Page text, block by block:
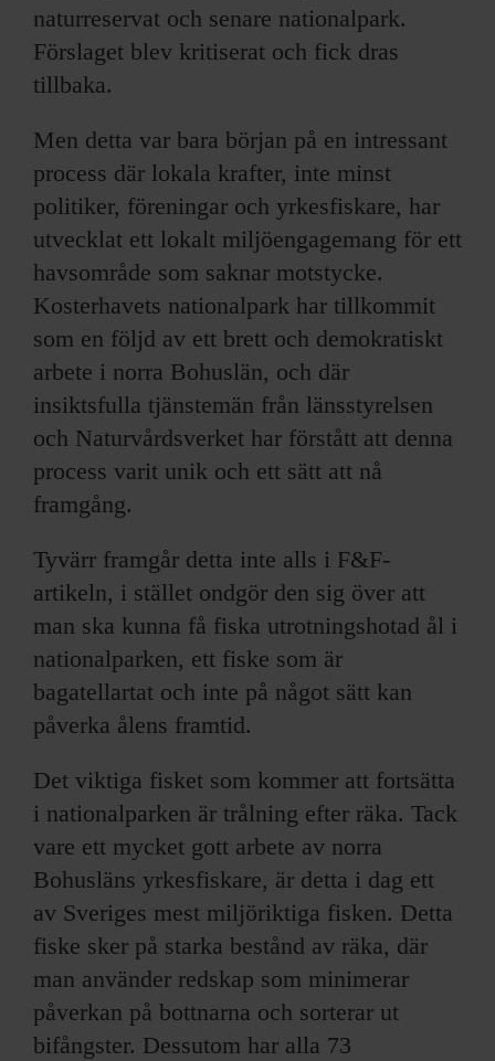
naturreservat och senare nationalpark.
Förslaget blev kritiserat och fick dras
tillbaka.
Men detta var bara början på en intressant
process där lokala krafter, inte minst
politiker, föreningar och yrkesfiskare, har
utvecklat ett lokalt miljöengagemang för ett
havsområde som saknar motstycke.
Kosterhavets nationalpark har tillkommit
som en följd av ett brett och demokratiskt
arbete i norra Bohuslän, och där
insiktsfulla tjänstemän från länsstyrelsen
och Naturvårdsverket har förstått att denna
process varit unik och ett sätt att nå
framgång.
Tyvärr framgår detta inte alls i F&F-
artikeln, i stället ondgör den sig över att
man ska kunna få fiska utrotningshotad ål i
nationalparken, ett fiske som är
bagatellartat och inte på något sätt kan
påverka ålens framtid.
Det viktiga fisket som kommer att fortsätta
i nationalparken är trålning efter räka. Tack
vare ett mycket gott arbete av norra
Bohusläns yrkesfiskare, är detta i dag ett
av Sveriges mest miljöriktiga fisken. Detta
fiske sker på starka bestånd av räka, där
man använder redskap som minimerar
påverkan på bottnarna och sorterar ut
bifångster. Dessutom har alla 73